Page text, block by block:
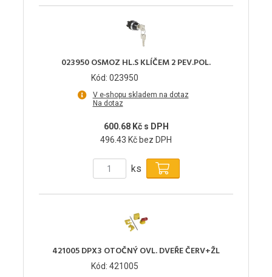
023950 OSMOZ HL.S KLÍČEM 2 PEV.POL.
Kód: 023950
V e-shopu skladem na dotaz
Na dotaz
600.68 Kč s DPH
496.43 Kč bez DPH
ks
421005 DPX3 OTOČNÝ OVL. DVEŘE ČERV+ŽL
Kód: 421005